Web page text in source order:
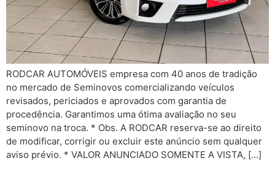
RODCAR AUTOMÓVEIS empresa com 40 anos de tradição
no mercado de Seminovos comercializando veículos
revisados, periciados e aprovados com garantia de
procedência. Garantimos uma ótima avaliação no seu
seminovo na troca. * Obs. A RODCAR reserva-se ao direito
de modificar, corrigir ou excluir este anúncio sem qualquer
aviso prévio. * VALOR ANUNCIADO SOMENTE A VISTA, […]